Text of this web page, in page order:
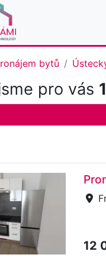
bytů
pro vás
12